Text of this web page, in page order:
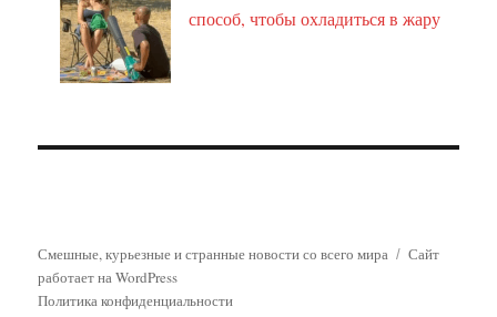
способ, чтобы охладиться в жару
Смешные, курьезные и странные новости со всего мира
Сайт
работает на WordPress
Политика конфиденциальности